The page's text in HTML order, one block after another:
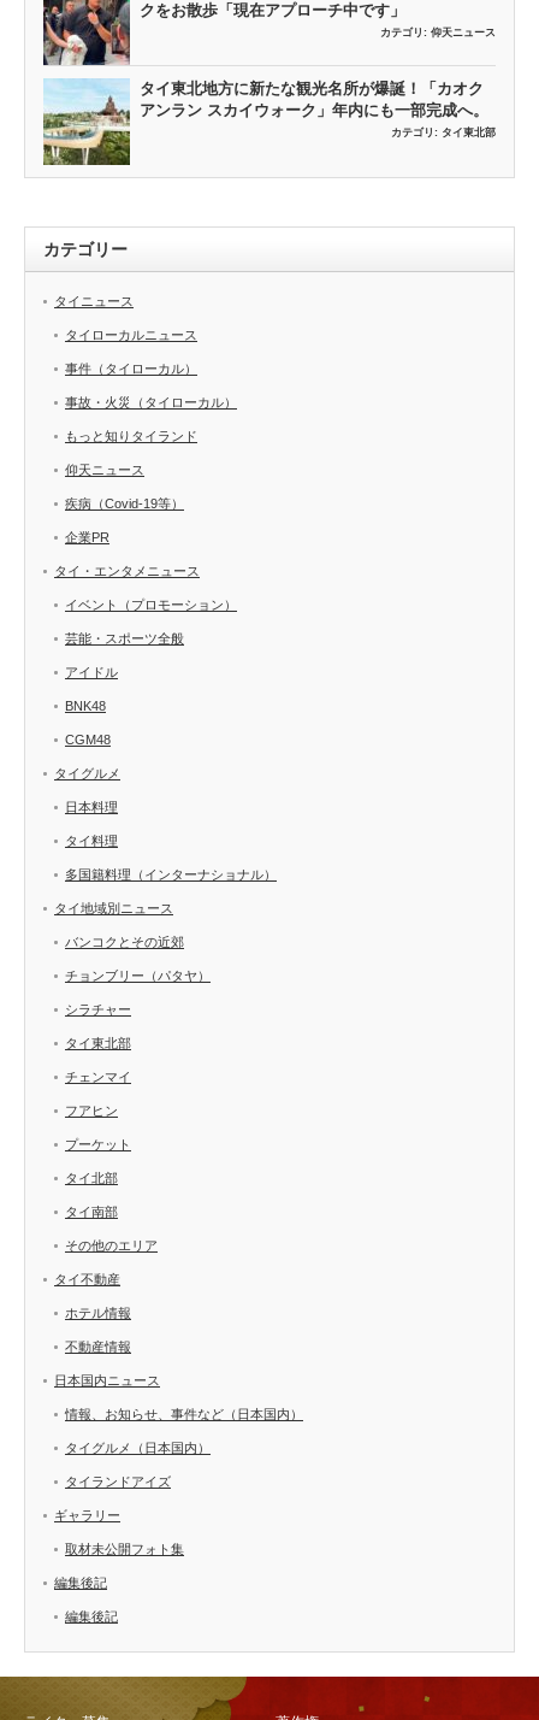
クをお散歩「現在アプローチ中です」
カテゴリ: 仰天ニュース
タイ東北地方に新たな観光名所が爆誕！「カオク
アンラン スカイウォーク」年内にも一部完成へ。
カテゴリ: タイ東北部
カテゴリー
タイニュース
タイローカルニュース
事件（タイローカル）
事故・火災（タイローカル）
もっと知りタイランド
仰天ニュース
疾病（Covid-19等）
企業PR
タイ・エンタメニュース
イベント（プロモーション）
芸能・スポーツ全般
アイドル
BNK48
CGM48
タイグルメ
日本料理
タイ料理
多国籍料理（インターナショナル）
タイ地域別ニュース
バンコクとその近郊
チョンブリー（パタヤ）
シラチャー
タイ東北部
チェンマイ
フアヒン
プーケット
タイ北部
タイ南部
その他のエリア
タイ不動産
ホテル情報
不動産情報
日本国内ニュース
情報、お知らせ、事件など（日本国内）
タイグルメ（日本国内）
タイランドアイズ
ギャラリー
取材未公開フォト集
編集後記
編集後記